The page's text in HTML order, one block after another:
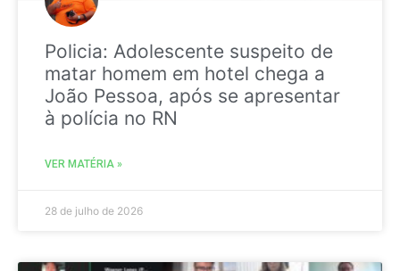
Policia: Adolescente suspeito de
matar homem em hotel chega a
João Pessoa, após se apresentar
à polícia no RN
VER MATÉRIA »
28 de julho de 2026